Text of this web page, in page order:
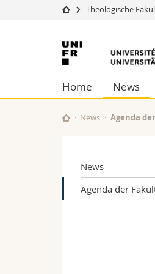
Universität
Studium
Forschung
Universität
Weiterbildung
Theologische
Universität
Freiburg
Home News
News Agenda
News
Agenda der